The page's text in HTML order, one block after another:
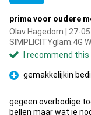
prima voor oudere
Olav Hagedorn | 27-
SIMPLICITYglam.4G
I recommend
Pro
gemakkelijkin
gegeen overbodige
bellen maar wat je